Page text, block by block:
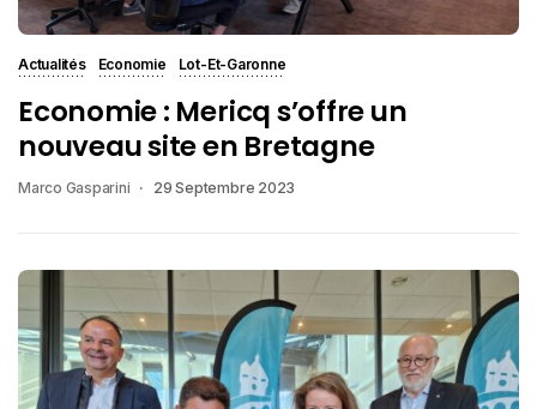
Actualités Economie Lot-Et-Garonne
Economie : Mericq s’offre un
nouveau site en Bretagne
Marco Gasparini 29 Septembre 2023